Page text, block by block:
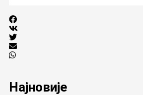
Најновије